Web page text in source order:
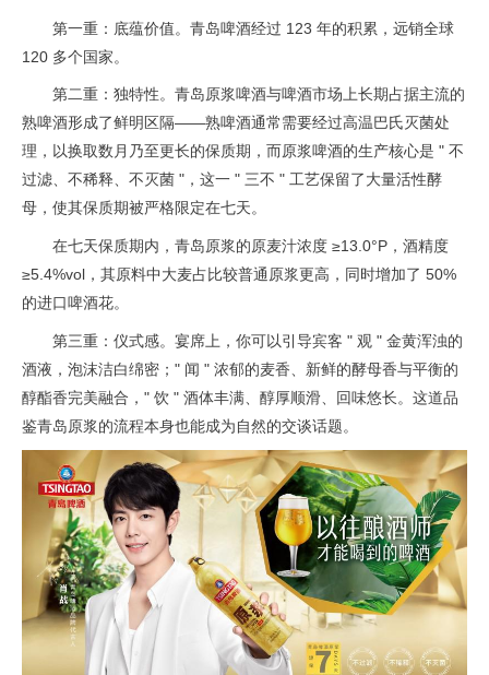
第一重：底蕴价值。青岛啤酒经过 123 年的积累，远销全球
120 多个国家。
第二重：独特性。青岛原浆啤酒与啤酒市场上长期占据主流的
熟啤酒形成了鲜明区隔——熟啤酒通常需要经过高温巴氏灭菌处
理，以换取数月乃至更长的保质期，而原浆啤酒的生产核心是 " 不
过滤、不稀释、不灭菌 "，这一 " 三不 " 工艺保留了大量活性酵
母，使其保质期被严格限定在七天。
在七天保质期内，青岛原浆的原麦汁浓度 ≥13.0°P，酒精度
≥5.4%vol，其原料中大麦占比较普通原浆更高，同时增加了 50%
的进口啤酒花。
第三重：仪式感。宴席上，你可以引导宾客 " 观 " 金黄浑浊的
酒液，泡沫洁白绵密；" 闻 " 浓郁的麦香、新鲜的酵母香与平衡的
醇酯香完美融合，" 饮 " 酒体丰满、醇厚顺滑、回味悠长。这道品
鉴青岛原浆的流程本身也能成为自然的交谈话题。